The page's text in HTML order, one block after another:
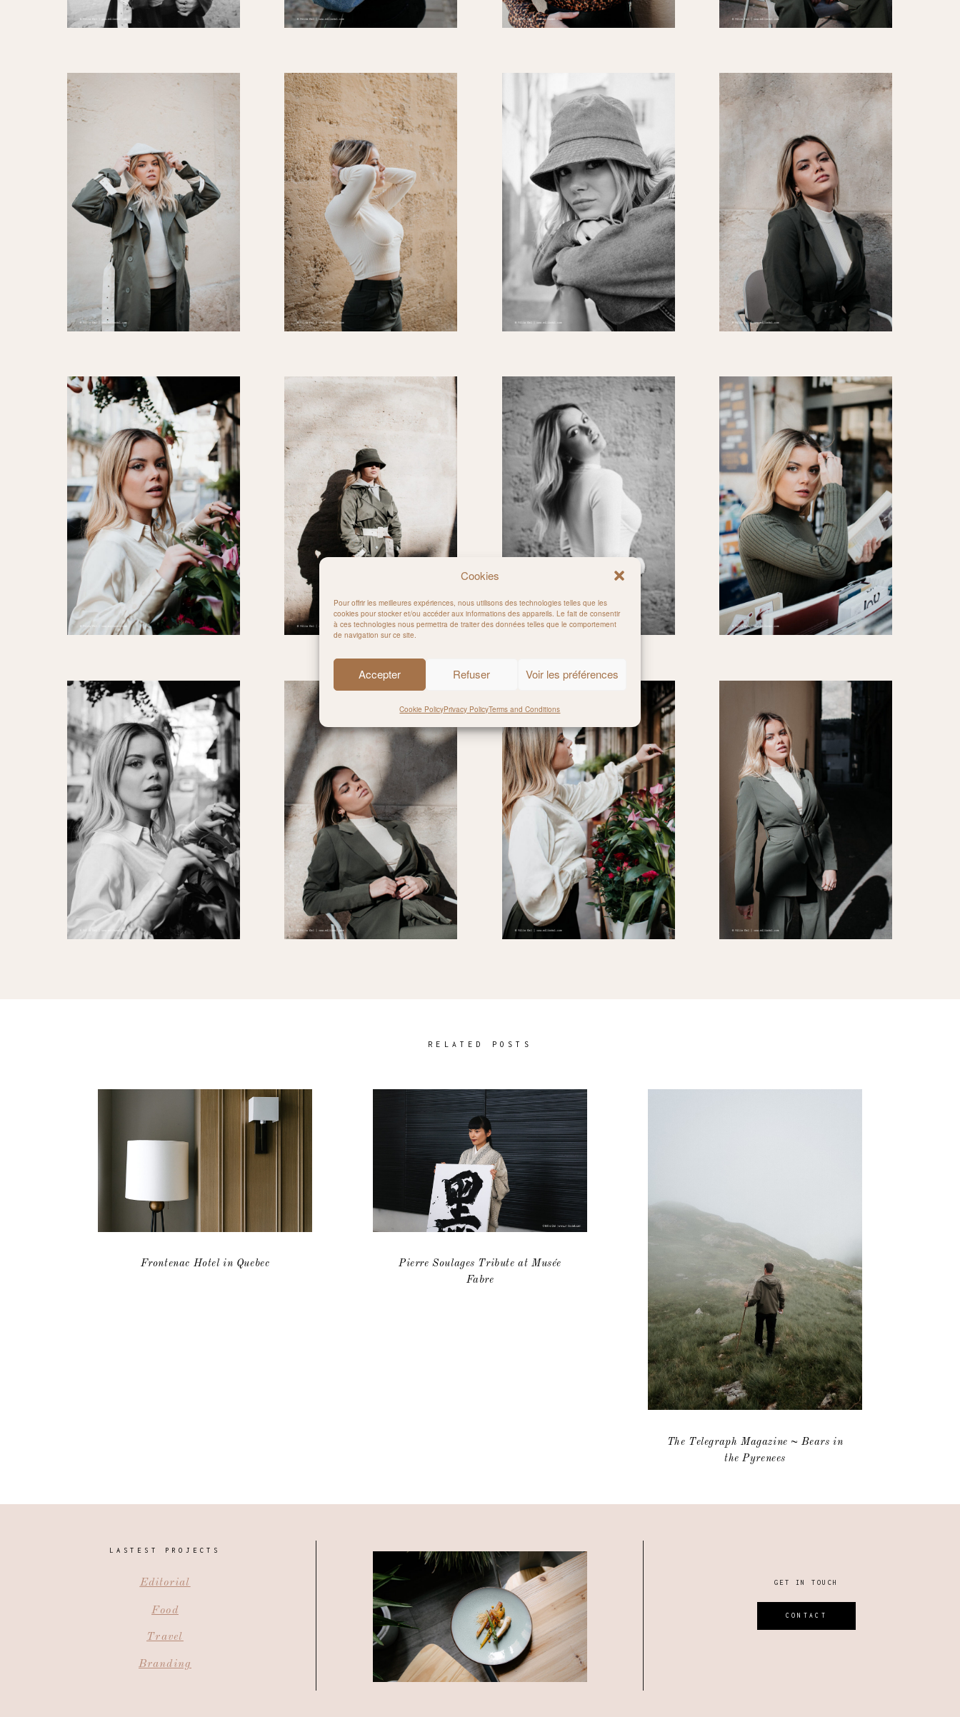
Cookies
Pour offrir les meilleures expériences, nous utilisons des technologies telles que les
cookies pour stocker et/ou accéder aux informations des appareils. Le fait de consentir
à ces technologies nous permettra de traiter des données telles que le comportement
de navigation sur ce site.
Accepter Refuser Voir les préférences
Cookie PolicyPrivacy PolicyTerms and Conditions
RELATED POSTS
Frontenac Hotel in Quebec
Pierre Soulages Tribute at Musée
Fabre
The Telegraph Magazine ~ Bears in
the Pyrenees
LASTEST PROJECTS
Editorial GET IN TOUCH
CONTACT
Food
Travel
Branding